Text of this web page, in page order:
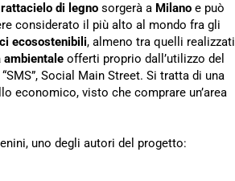
di legno sorgerà a Milano e può
considerato il più alto al mondo fra gli
ecosostenibili, almeno tra quelli realizzati
offerti proprio dall’utilizzo del
Social Main Street. Si tratta di una
economico, visto che comprare un’area
uno degli autori del progetto: